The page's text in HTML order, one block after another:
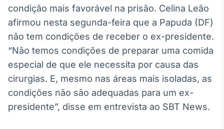
condição mais favorável na prisão. Celina Leão
afirmou nesta segunda-feira que a Papuda (DF)
não tem condições de receber o ex-presidente.
“Não temos condições de preparar uma comida
especial de que ele necessita por causa das
cirurgias. E, mesmo nas áreas mais isoladas, as
condições não são adequadas para um ex-
presidente”, disse em entrevista ao SBT News.